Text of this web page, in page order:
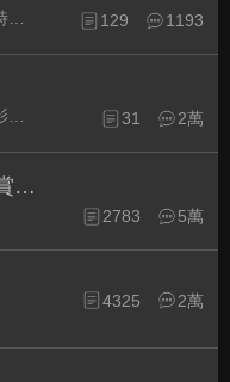
129 1193
提供精研原創HD、4K、3D影片作品下載專區 31 2萬
影片原創作品(線上觀賞區)
2783 5萬
4325 2萬